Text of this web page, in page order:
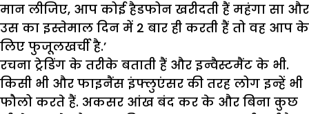
मान लीजिए, आप कोई हैडफोन खरीदती हैं महंगा सा और
उस का इस्तेमाल दिन में 2 बार ही करती हैं तो वह आप के
लिए फुजूलखर्ची है.’
रचना ट्रेडिंग के तरीके बताती हैं और इन्वैस्टमैंट के भी.
किसी भी और फाइनैंस इंफ्लुएंसर की तरह लोग इन्हें भी
फौलो करते हैं. अकसर आंख बंद कर के और बिना कुछ